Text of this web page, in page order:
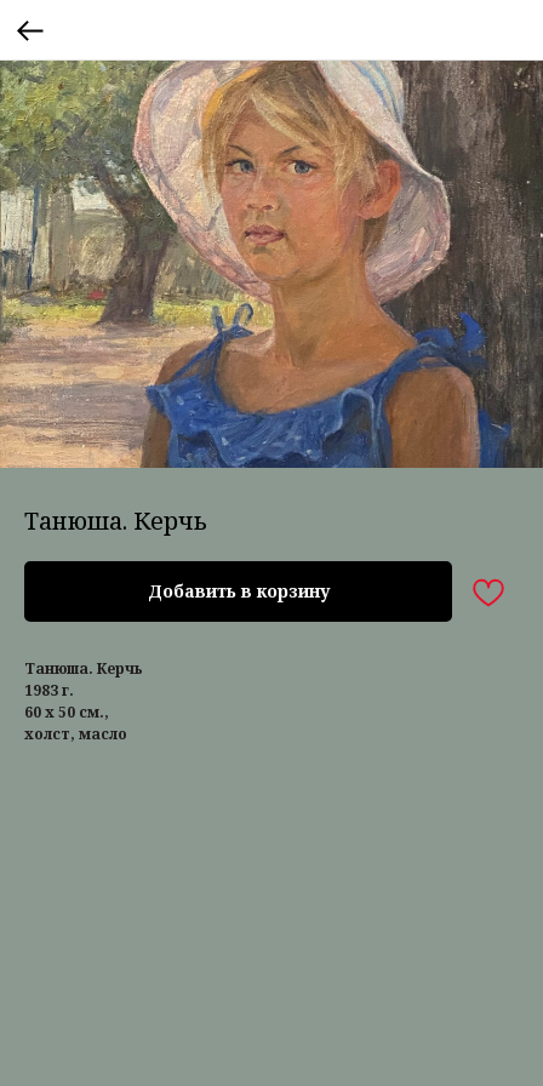
Танюша. Керчь
Добавить в корзину
Танюша. Керчь
1983 г.
60 х 50 см.,
холст, масло